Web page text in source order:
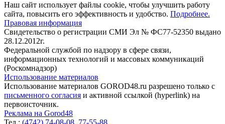
Наш сайт использует файлы cookie, чтобы улучшить работу
сайта, повысить его эффективность и удобство. Подробнее.
Правовая информация
Свидетельство о регистрации СМИ Эл № ФС77-52350 выдано
28.12.2012г.
Федеральной службой по надзору в сфере связи,
информационных технологий и массовых коммуникаций
(Роскомнадзор)
Использование материалов
Использование материалов GOROD48.ru разрешено только с
письменного согласия и активной ссылкой (hyperlink) на
первоисточник.
Реклама на Gorod48